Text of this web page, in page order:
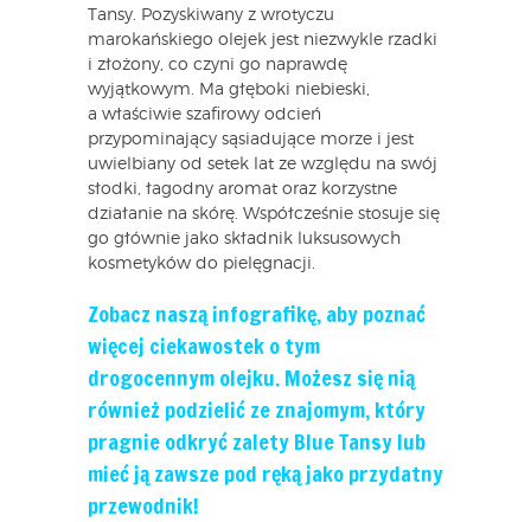
Tansy. Pozyskiwany z wrotyczu
marokańskiego olejek jest niezwykle rzadki
i złożony, co czyni go naprawdę
wyjątkowym. Ma głęboki niebieski,
a właściwie szafirowy odcień
przypominający sąsiadujące morze i jest
uwielbiany od setek lat ze względu na swój
słodki, łagodny aromat oraz korzystne
działanie na skórę. Współcześnie stosuje się
go głównie jako składnik luksusowych
kosmetyków do pielęgnacji.
Zobacz naszą infografikę, aby poznać
więcej ciekawostek o tym
drogocennym olejku. Możesz się nią
również podzielić ze znajomym, który
pragnie odkryć zalety Blue Tansy lub
mieć ją zawsze pod ręką jako przydatny
przewodnik!